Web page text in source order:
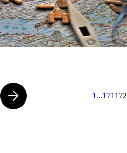
1 ...171 172